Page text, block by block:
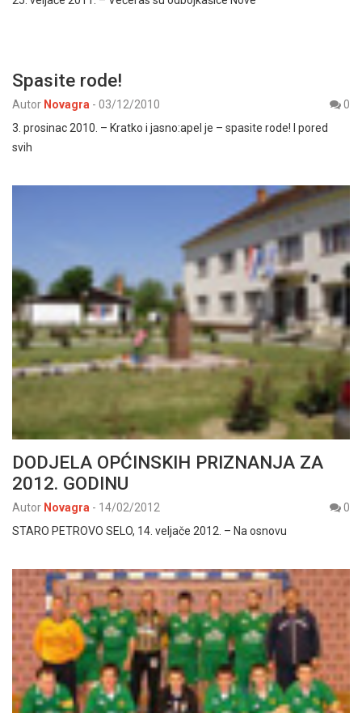
Spasite rode!
Autor Novagra - 03/12/2010
0
3. prosinac 2010. – Kratko i jasno:apel je – spasite rode! I pored
svih
DODJELA OPĆINSKIH PRIZNANJA ZA
2012. GODINU
Autor Novagra - 14/02/2012
0
STARO PETROVO SELO, 14. veljače 2012. – Na osnovu